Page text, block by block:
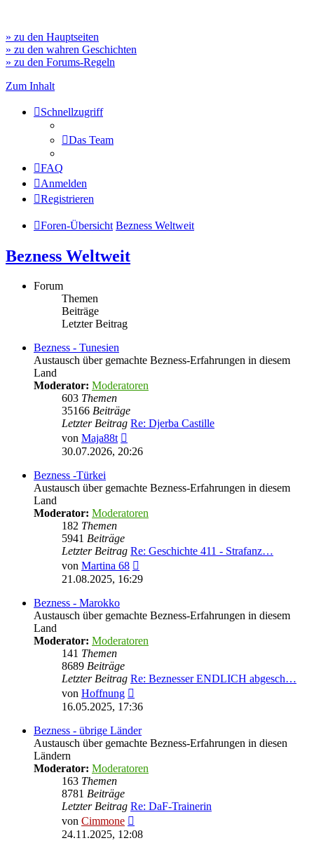
» zu den Hauptseiten
» zu den wahren Geschichten
» zu den Forums-Regeln
Zum Inhalt
Schnellzugriff
Das Team
FAQ
Anmelden
Registrieren
Foren-Übersicht Bezness Weltweit
Bezness Weltweit
Forum
Themen
Beiträge
Letzter Beitrag
Bezness - Tunesien
Austausch über gemachte Bezness-Erfahrungen in diesem
Land
Moderator: Moderatoren
603 Themen
35166 Beiträge
Letzter Beitrag Re: Djerba Castille
von Maja88t
Beitrag
30.07.2026, 20:26
Bezness -Türkei
Austausch über gemachte Bezness-Erfahrungen in diesem
Land
Moderator: Moderatoren
182 Themen
5941 Beiträge
Letzter Beitrag Re: Geschichte 411 - Strafanz…
von Martina 68
Beitrag
21.08.2025, 16:29
Bezness - Marokko
Austausch über gemachte Bezness-Erfahrungen in diesem
Land
Moderator: Moderatoren
141 Themen
8689 Beiträge
Letzter Beitrag Re: Beznesser ENDLICH abgesch…
von Hoffnung
Beitrag
16.05.2025, 17:36
Bezness - übrige Länder
Austausch über gemachte Bezness-Erfahrungen in diesen
Ländern
Moderator: Moderatoren
163 Themen
8781 Beiträge
Letzter Beitrag Re: DaF-Trainerin
von Cimmone
Beitrag
24.11.2025, 12:08